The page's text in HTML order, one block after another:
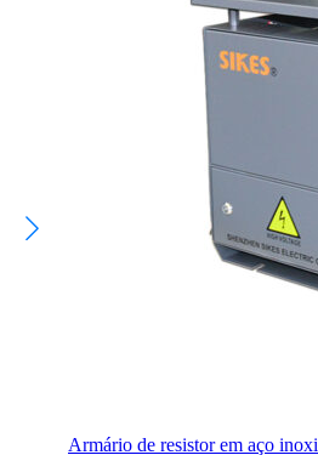
Armário de resistor em aço